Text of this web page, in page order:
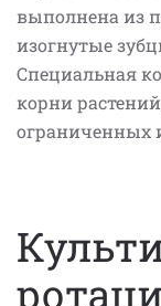
выполнена из
изогнутые
Специальная
корни
ограниченных